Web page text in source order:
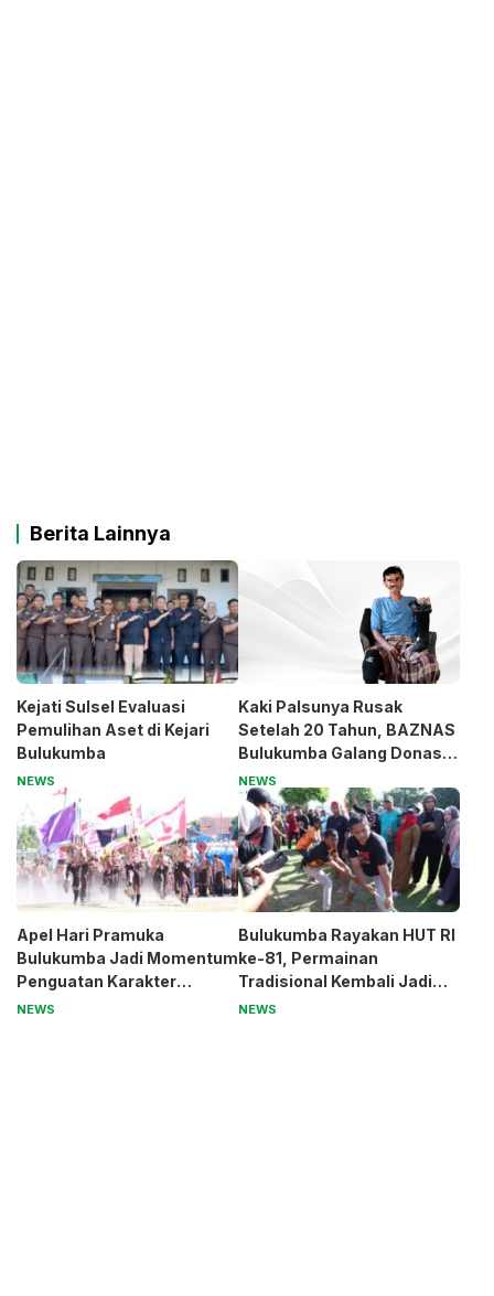
Berita Lainnya
Kejati Sulsel Evaluasi
Pemulihan Aset di Kejari
Bulukumba
NEWS
Kaki Palsunya Rusak
Setelah 20 Tahun, BAZNAS
Bulukumba Galang Donasi
untuk Pak Pardi
NEWS
Apel Hari Pramuka
Bulukumba Jadi Momentum
Penguatan Karakter
Generasi Muda
NEWS
Bulukumba Rayakan HUT RI
ke-81, Permainan
Tradisional Kembali Jadi
Magnet
NEWS